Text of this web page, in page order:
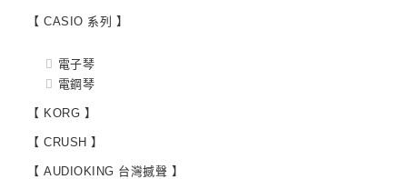
【 CASIO 系列 】
電子琴
電鋼琴
【 KORG 】
【 CRUSH 】
【 AUDIOKING 台灣撼聲 】